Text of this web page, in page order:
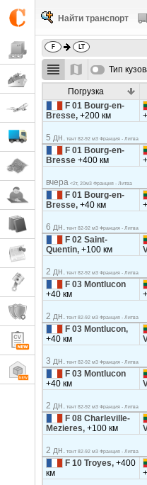
Найти транспорт
Тип
Погрузка
F 01 Bourg-en-
Bresse,+200 км
5 дн. тент 82-92 м3 Франция - Литва
F 01 Bourg-en-
Bresse+400 км
вчера <2т, 20м3 Франция - Литва
F 01 Bourg-en-
Bresse,+40 км
6 дн. тент 82-92 м3 Франция - Литва
F 02 Saint-
Quentin,+100 км
2 дн. тент 82-92 м3 Франция - Литва
F 03 Montlucon
+40 км
2 дн. тент 82-92 м3 Франция - Литва
F 03 Montlucon,
+40 км
3 дн. тент 82-92 м3 Франция - Литва
F 03 Montlucon
+40 км
2 дн. тент 82-92 м3 Франция - Литва
F 08 Charleville-
Mezieres,+100 км
2 дн. тент 82-92 м3 Франция - Литва
F 10 Troyes,+400
км